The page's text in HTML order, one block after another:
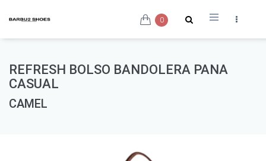
0
REFRESH BOLSO BANDOLERA PANA
CASUAL
CAMEL